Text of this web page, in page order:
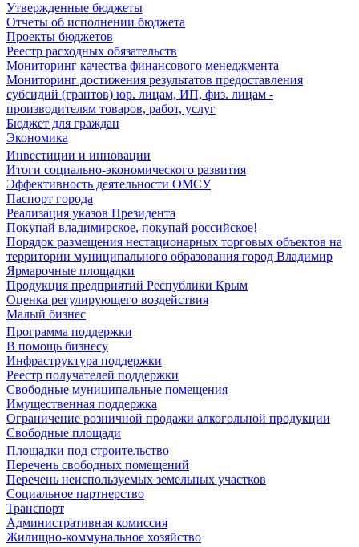
Утвержденные бюджеты
Отчеты об исполнении бюджета
Проекты бюджетов
Реестр расходных обязательств
Мониторинг качества финансового менеджмента
Мониторинг достижения результатов предоставления
субсидий (грантов) юр. лицам, ИП, физ. лицам -
производителям товаров, работ, услуг
Бюджет для граждан
Экономика
Инвестиции и инновации
Итоги социально-экономического развития
Эффективность деятельности ОМСУ
Паспорт города
Реализация указов Президента
Покупай владимирское, покупай российское!
Порядок размещения нестационарных торговых объектов на
территории муниципального образования город Владимир
Ярмарочные площадки
Продукция предприятий Республики Крым
Оценка регулирующего воздействия
Малый бизнес
Программа поддержки
В помощь бизнесу
Инфраструктура поддержки
Реестр получателей поддержки
Свободные муниципальные помещения
Имущественная поддержка
Ограничение розничной продажи алкогольной продукции
Свободные площади
Площадки под строительство
Перечень свободных помещений
Перечень неиспользуемых земельных участков
Социальное партнерство
Транспорт
Административная комиссия
Жилищно-коммунальное хозяйство